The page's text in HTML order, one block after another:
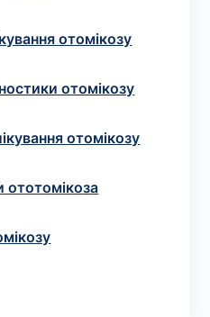
отомікозу
отомікозу
отомікозу
ототомікоза
вам необхідні,
на сайті прайс-
телефонами, вказаними на